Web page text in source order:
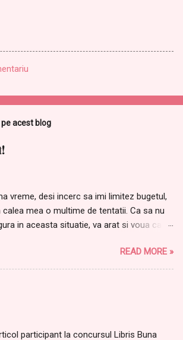
acest blog
vreme, desi incerc sa imi limitez bugetul,
calea mea o multime de tentatii. Ca sa nu
in aceasta situatie, va arat si voua care
1.Samponul meu preferat Joico Moisture
de AICI 2. Balsamul care completeaza
samponul de mai sus, il gasiti AICI Pentru
nu avem destule farduri, nu mi-ar
produse: 3. M-am indragostit de
READ MORE »
participant la concursul Libris Buna